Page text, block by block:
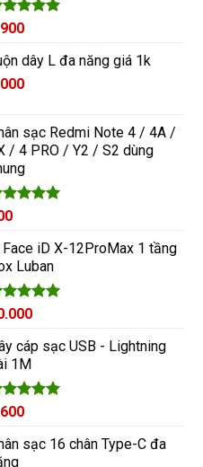
xếp
dây L đa năng giá 1k
sạc Redmi Note 4 / 4A /
/ 4 PRO / Y2 / S2 dùng
xếp
Face iD X-12ProMax 1 tầng
Luban
xếp
cáp sạc USB - Lightning
1M
xếp
sạc 16 chân Type-C đa